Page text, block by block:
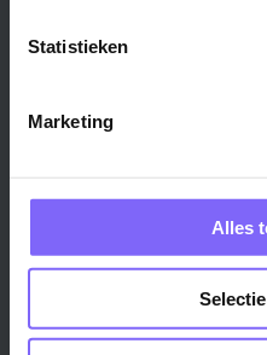
Statistieken
Marketing
Alles
Vakgebied
Techniek & Productie ›
Administratie ›
Alle vakgebieden ›
Bedrijf